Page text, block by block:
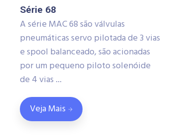
Série 68
A série MAC 68 são válvulas
pneumáticas servo pilotada de 3 vias
e spool balanceado, são acionadas
por um pequeno piloto solenóide
de 4 vias ...
Veja Mais